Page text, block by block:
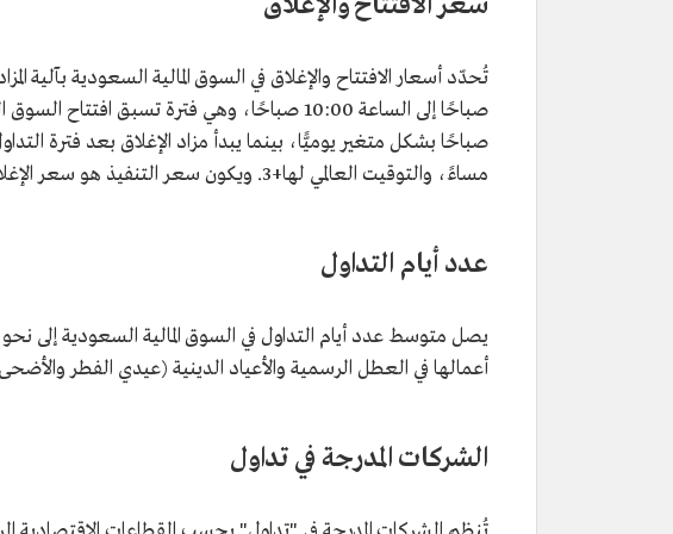
مساءً، والتوقيت العالمي لها+3. ويكون سعر التنفيذ هو سعر الإغلاق والسعر المرجعي لليوم التالي.
عدد أيام التداول
أعمالها في العطل الرسمية والأعياد الدينية (عيدي الفطر
الشركات المدرجة في تداول